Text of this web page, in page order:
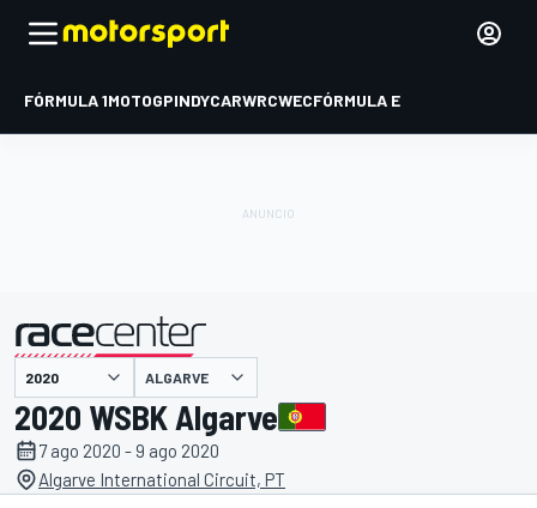
FÓRMULA 1MOTOGPINDYCARWRCWECFÓRMULA E
presentado por ALGARVE
2020 WSBK Algarve
7 ago 2020 - 9 ago 2020
Algarve International Circuit, PT